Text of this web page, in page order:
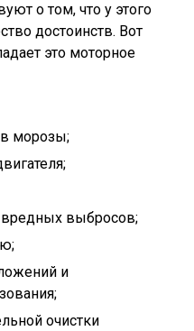
о том, что у этого
достоинств. Вот
это моторное
в морозы;
выбросов;
и
очистки